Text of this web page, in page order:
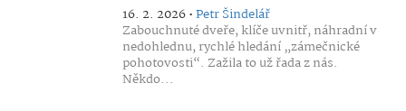
16. 2. 2026 •Petr Šindelář
Zabouchnuté dveře, klíče uvnitř, náhradní v
nedohlednu, rychlé hledání „zámečnické
pohotovosti“. Zažila to už řada z nás.
Někdo...